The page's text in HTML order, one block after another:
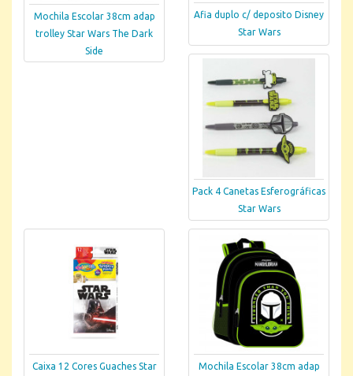
Mochila Escolar 38cm adap
trolley Star Wars The Dark
Side
Afia duplo c/ deposito Disney
Star Wars
Pack 4 Canetas Esferográficas
Star Wars
Caixa 12 Cores Guaches Star
Mochila Escolar 38cm adap